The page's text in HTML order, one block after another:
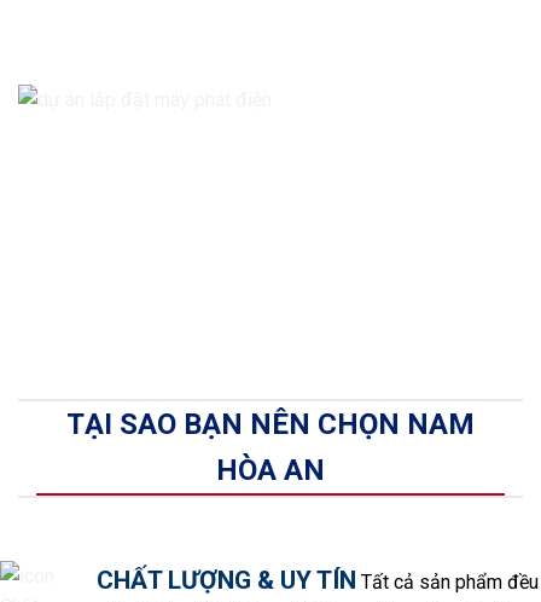
TẠI SAO BẠN NÊN CHỌN NAM
HÒA AN
CHẤT LƯỢNG & UY TÍN Tất cả sản phẩm đều